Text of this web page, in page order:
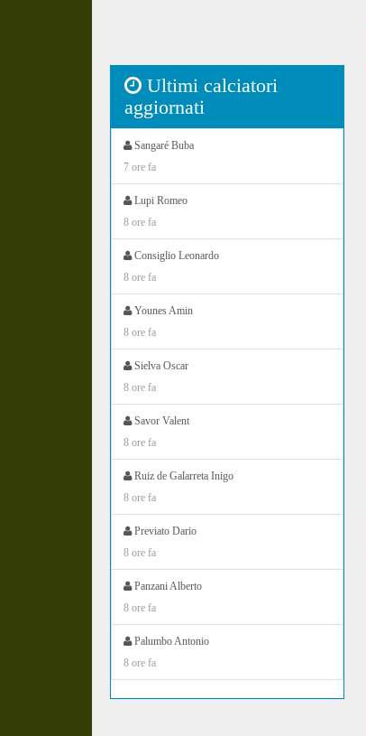
Ultimi calciatori
aggiornati
Sangaré Buba
7 ore fa
Lupi Romeo
8 ore fa
Consiglio Leonardo
8 ore fa
Younes Amin
8 ore fa
Sielva Oscar
8 ore fa
Savor Valent
8 ore fa
Ruiz de Galarreta Inigo
8 ore fa
Previato Dario
8 ore fa
Panzani Alberto
8 ore fa
Palumbo Antonio
8 ore fa